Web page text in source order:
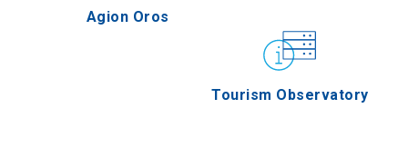
Agion Oros
Tourism Observatory